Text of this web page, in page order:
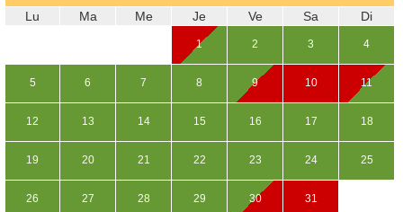
Lu Ma Me Je Ve Sa Di
1 2 3 4
5 6 7 8 9 10 11
12 13 14 15 16 17 18
19 20 21 22 23 24 25
26 27 28 29 30 31